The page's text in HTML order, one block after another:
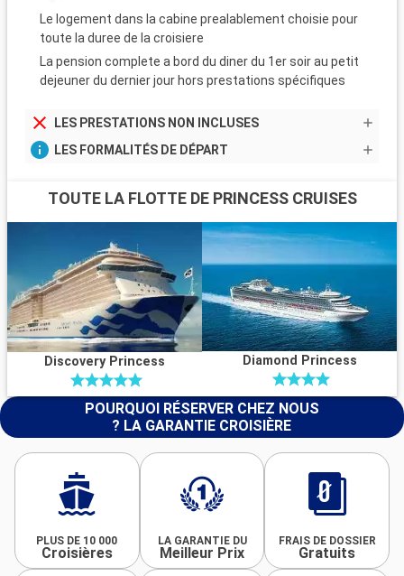
Le logement dans la cabine prealablement choisie pour
toute la duree de la croisiere
La pension complete a bord du diner du 1er soir au petit
dejeuner du dernier jour hors prestations spécifiques
LES PRESTATIONS NON INCLUSES
LES FORMALITÉS DE DÉPART
TOUTE LA FLOTTE DE PRINCESS CRUISES
Discovery Princess Diamond Princess
POURQUOI RÉSERVER CHEZ NOUS
? LA GARANTIE CROISIÈRE
PLUS DE 10 000
Croisières
LA GARANTIE DU
Meilleur Prix
FRAIS DE DOSSIER
Gratuits